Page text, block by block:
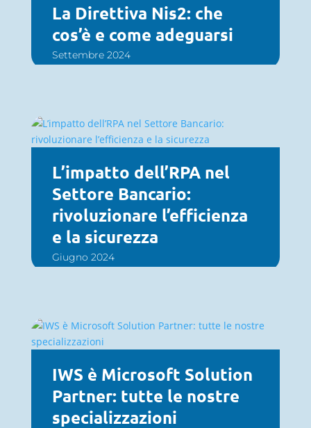
La Direttiva Nis2: che
cos’è e come adeguarsi
Settembre 2024
L’impatto dell’RPA nel
Settore Bancario:
rivoluzionare l’efficienza
e la sicurezza
Giugno 2024
IWS è Microsoft Solution
Partner: tutte le nostre
specializzazioni